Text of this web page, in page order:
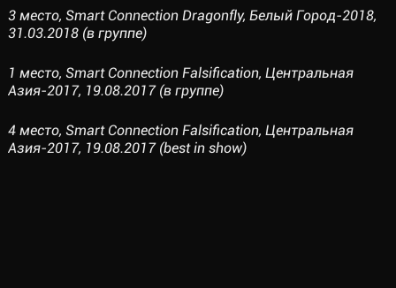
3 место, Smart Connection Dragonfly, Белый Город-2018,
31.03.2018 (в группе)
1 место, Smart Connection Falsification, Центральная
Азия-2017, 19.08.2017 (в группе)
4 место, Smart Connection Falsification, Центральная
Азия-2017, 19.08.2017 (best in show)